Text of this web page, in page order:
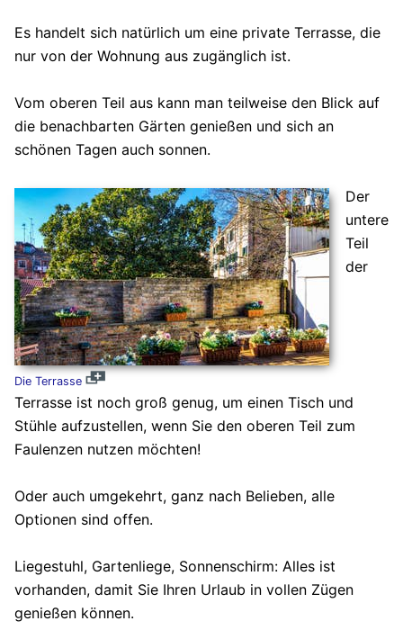
Es handelt sich natürlich um eine private Terrasse, die
nur von der Wohnung aus zugänglich ist.
Vom oberen Teil aus kann man teilweise den Blick auf
die benachbarten Gärten genießen und sich an
schönen Tagen auch sonnen.
Die Terrasse
Der
untere
Teil
der
Terrasse ist noch groß genug, um einen Tisch und
Stühle aufzustellen, wenn Sie den oberen Teil zum
Faulenzen nutzen möchten!
Oder auch umgekehrt, ganz nach Belieben, alle
Optionen sind offen.
Liegestuhl, Gartenliege, Sonnenschirm: Alles ist
vorhanden, damit Sie Ihren Urlaub in vollen Zügen
genießen können.